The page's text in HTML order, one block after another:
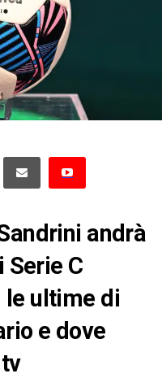
andrà
Serie C
le ultime di
e dove